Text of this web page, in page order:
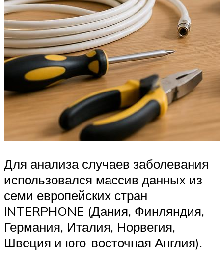
Для анализа случаев заболевания
использовался массив данных из
семи европейских стран
INTERPHONE (Дания, Финляндия,
Германия, Италия, Норвегия,
Швеция и юго-восточная Англия).